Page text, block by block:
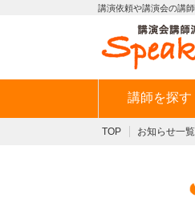
講演依頼や講演会の講
講師を探す
TOP お知らせ一覧